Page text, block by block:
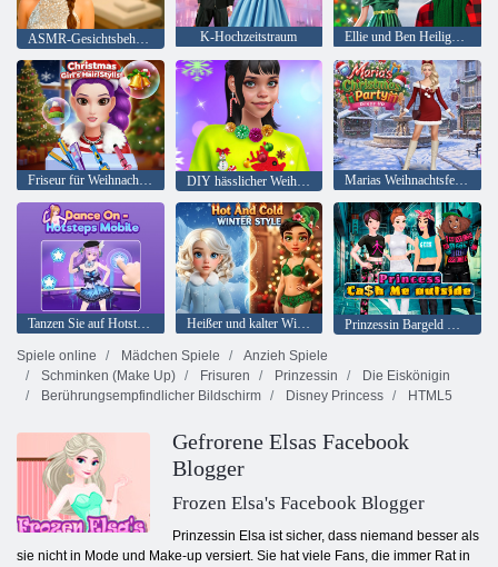
K-Hochzeitstraum Ellie und Ben Heiligabend
Friseur für Weihnachtsmädchen DIY hässlicher Weihnachtspullover Marias Weihnachtsfeier-Verkleidung
Tanzen Sie auf Hotsteps Mobile Heißer und kalter Winterstil
Prinzessin Bargeld mich draußen
Spiele online
Mädchen Spiele
Anzieh Spiele
Schminken (Make Up)
Frisuren Prinzessin
Die Eiskönigin
Berührungsempfindlicher Bildschirm
Disney Princess HTML5
Gefrorene Elsas Facebook
Blogger
Frozen Elsa's Facebook Blogger
Prinzessin Elsa ist sicher, dass niemand besser als
sie nicht in Mode und Make-up versiert. Sie hat viele Fans, die immer Rat in